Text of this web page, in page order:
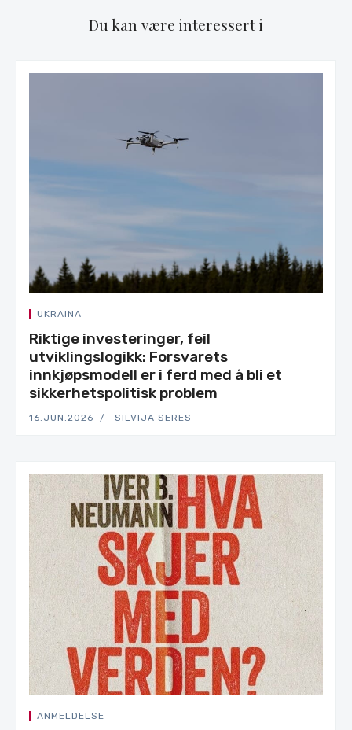
Du kan være interessert i
UKRAINA
Riktige investeringer, feil
utviklingslogikk: Forsvarets
innkjøpsmodell er i ferd med å bli et
sikkerhetspolitisk problem
16.JUN.2026 SILVIJA SERES
ANMELDELSE